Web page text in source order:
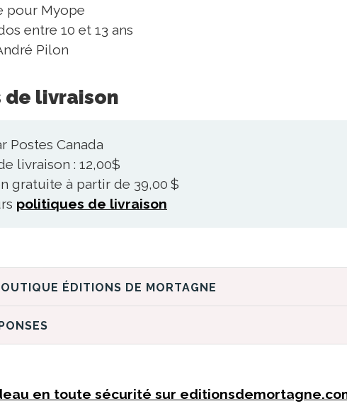
pour Myope
entre 10 et 13 ans
Pilon
livraison
Postes Canada
livraison : 12,00$
gratuite à partir de 39,00 $
politiques de livraison
DÉCOUVREZ LA BOUTIQUE ÉDITIONS DE MORTAGNE
en toute sécurité sur